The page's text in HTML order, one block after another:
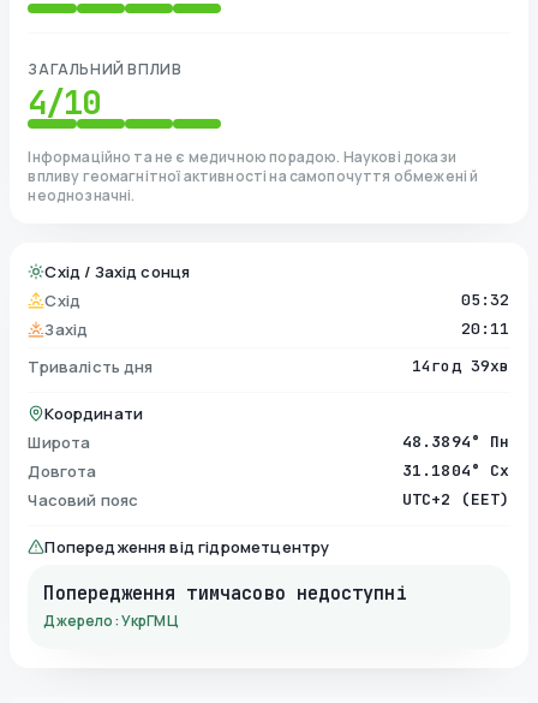
ЗАГАЛЬНИЙ ВПЛИВ
4/10
Інформаційно та не є медичною порадою. Наукові докази
впливу геомагнітної активності на самопочуття обмежені й
неоднозначні.
Схід / Захід сонця
Схід
05:32
Захід 20:11
Тривалість дня 14год 39хв
Координати
Широта
48.3894° Пн
Довгота 31.1804° Сх
Часовий пояс UTC+2 (EET)
Попередження від гідрометцентру
Попередження тимчасово недоступні
Джерело: УкрГМЦ